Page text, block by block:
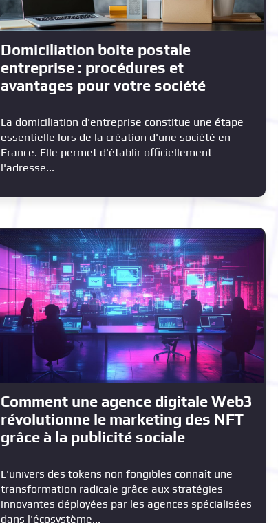
Domiciliation boite postale
entreprise : procédures et
avantages pour votre société
La domiciliation d'entreprise constitue une étape
essentielle lors de la création d'une société en
France. Elle permet d'établir officiellement
l'adresse...
Comment une agence digitale Web3
révolutionne le marketing des NFT
grâce à la publicité sociale
L'univers des tokens non fongibles connaît une
transformation radicale grâce aux stratégies
innovantes déployées par les agences spécialisées
dans l'écosystème...